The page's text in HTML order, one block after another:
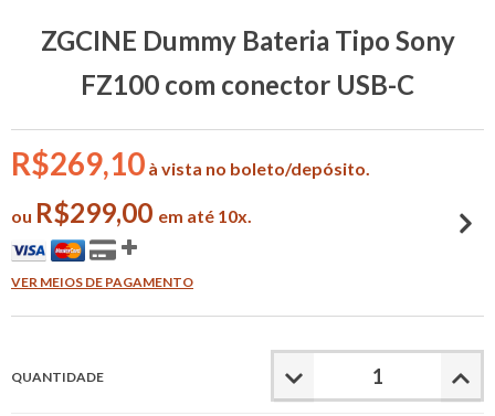
ZGCINE Dummy Bateria Tipo Sony
FZ100 com conector USB-C
R$269,10 à vista no boleto/depósito.
ou R$299,00 em até 10x.
VER MEIOS DE PAGAMENTO
QUANTIDADE